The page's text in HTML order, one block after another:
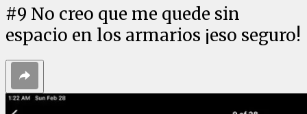
#9 No creo que me quede sin
espacio en los armarios ¡eso seguro!